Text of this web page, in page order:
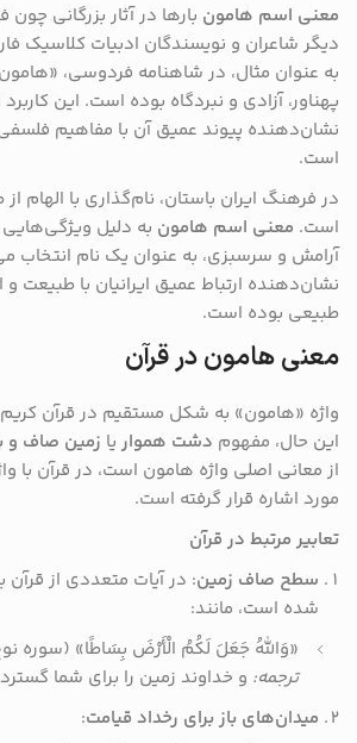
معنی اسم هامون بارها در آثار بزرگانی چون
دیگر شاعران و نویسندگان ادبیات کلاسیک
به عنوان مثال، در شاهنامه فردوسی،
پهناور، آزادی و نبردگاه بوده است. این کاربرد
نشان‌دهنده پیوند عمیق آن با مفاهیم فلسفی
است.
در فرهنگ ایران باستان، نام‌گذاری با الهام
است. معنی اسم هامون به دلیل
آرامش و سرسبزی، به عنوان یک نام انتخاب
نشان‌دهنده ارتباط عمیق ایرانیان با طبیعت و
طبیعی بوده است.
معنی هامون در قرآن
واژه «هامون» به شکل مستقیم در قرآن
این حال، مفهوم دشت هموار یا زمین صاف و
از معانی اصلی واژه هامون است، در قرآن با
مورد اشاره قرار گرفته است.
تعابیر مرتبط در قرآن
سطح صاف زمین: در آیات متعددی از قرآن
شده است، مانند:
«وَاللَّهُ جَعَلَ لَکُمُ الْأَرْضَ بِسَاطًا» (سوره نوح،
ترجمه: و خداوند زمین را برای شما
میدان‌های باز برای رخداد قیامت: